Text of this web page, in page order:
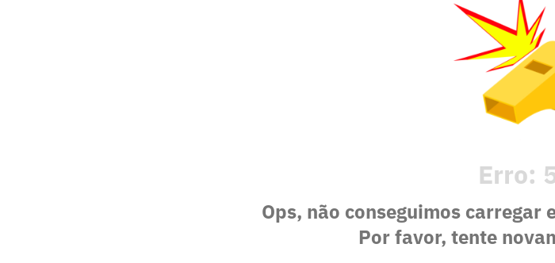
Erro:
Ops, não conseguimos carregar
Por favor, tente